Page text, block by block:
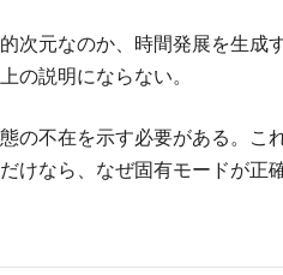
次元なのか、時間発展を生成
の説明にならない。
の不在を示す必要がある。こ
なら、なぜ固有モードが正